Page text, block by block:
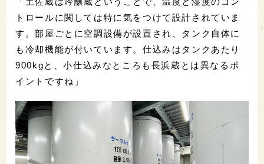
トロールに関しては特に気をつけて設計されていま
す。部屋ごとに空調設備が設置され、タンク自体に
も冷却機能が付いています。仕込みはタンクあたり
900kgと、小仕込みなところも長浜蔵とは異なるポ
イントですね」